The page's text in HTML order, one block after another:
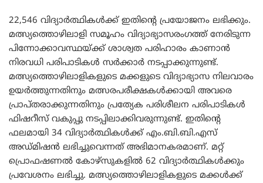
22,546 വിദ്യാർത്ഥികൾക്ക് ഇതിന്റെ പ്രയോജനം ലഭിക്കും.
മത്സ്യത്തൊഴിലാളി സമൂഹം വിദ്യാഭ്യാസരംഗത്ത് നേരിടുന്ന
പിന്നോക്കാവസ്ഥയ്ക്ക് ശാശ്വത പരിഹാരം കാണാൻ
നിരവധി പരിപാടികൾ സർക്കാർ നടപ്പാക്കുന്നുണ്ട്.
മത്സ്യത്തൊഴിലാളികളുടെ മക്കളുടെ വിദ്യാഭ്യാസ നിലവാരം
ഉയർത്തുന്നതിനും മത്സരപരീക്ഷകൾക്കായി അവരെ
പ്രാപ്തരാക്കുന്നതിനും പ്രത്യേക പരിശീലന പരിപാടികൾ
ഫിഷറീസ് വകുപ്പു നടപ്പിലാക്കിവരുന്നുണ്ട്. ഇതിന്റെ
ഫലമായി 34 വിദ്യാർത്ഥികൾക്ക് എം.ബി.ബി.എസ്
അഡ്മിഷൻ ലഭിച്ചുവെന്നത് അഭിമാനകരമാണ്. മറ്റ്
പ്രൊഫഷണൽ കോഴ്‌സുകളിൽ 62 വിദ്യാർത്ഥികൾക്കും
പ്രവേശനം ലഭിച്ചു. മത്സ്യത്തൊഴിലാളികളുടെ മക്കൾക്ക്